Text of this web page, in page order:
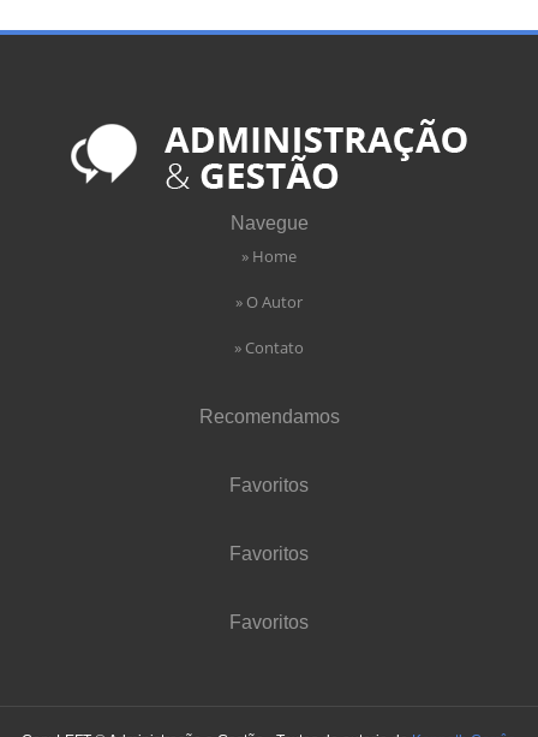
Navegue
» Home
» O Autor
» Contato
Recomendamos
Favoritos
Favoritos
Favoritos